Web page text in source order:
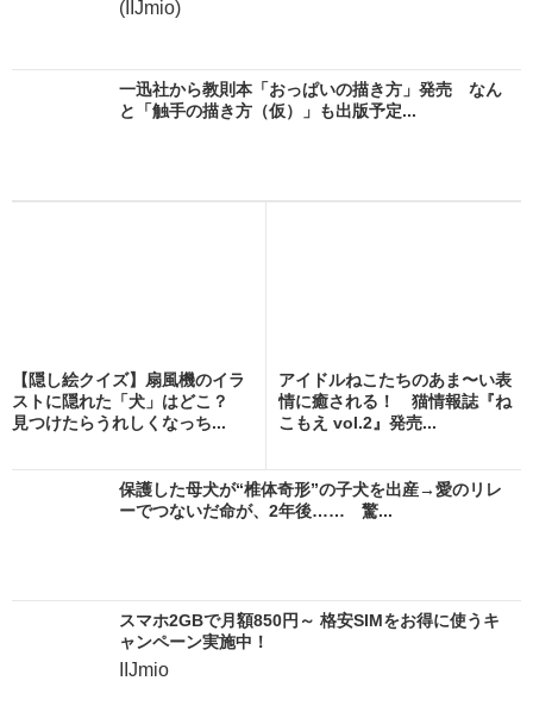
(IIJmio)
一迅社から教則本「おっぱいの描き方」発売 なん
と「触手の描き方（仮）」も出版予定...
【隠し絵クイズ】扇風機のイラ
ストに隠れた「犬」はどこ？
見つけたらうれしくなっち...
アイドルねこたちのあま〜い表
情に癒される！ 猫情報誌『ね
こもえ vol.2』発売...
保護した母犬が“椎体奇形”の子犬を出産→愛のリレ
ーでつないだ命が、2年後…… 驚...
スマホ2GBで月額850円～ 格安SIMをお得に使うキ
ャンペーン実施中！
IIJmio